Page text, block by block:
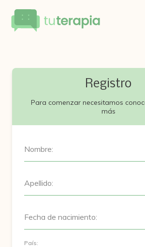
Registro
Para comenzar necesitamos
más
Nombre:
Apellido:
Fecha de nacimiento:
País: